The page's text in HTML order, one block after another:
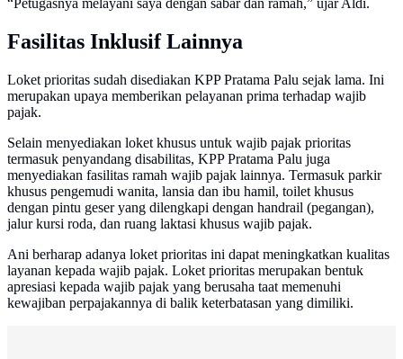
“Petugasnya melayani saya dengan sabar dan ramah,” ujar Aldi.
Fasilitas Inklusif Lainnya
Loket prioritas sudah disediakan KPP Pratama Palu sejak lama. Ini
merupakan upaya memberikan pelayanan prima terhadap wajib
pajak.
Selain menyediakan loket khusus untuk wajib pajak prioritas
termasuk penyandang disabilitas, KPP Pratama Palu juga
menyediakan fasilitas ramah wajib pajak lainnya. Termasuk parkir
khusus pengemudi wanita, lansia dan ibu hamil, toilet khusus
dengan pintu geser yang dilengkapi dengan handrail (pegangan),
jalur kursi roda, dan ruang laktasi khusus wajib pajak.
Ani berharap adanya loket prioritas ini dapat meningkatkan kualitas
layanan kepada wajib pajak. Loket prioritas merupakan bentuk
apresiasi kepada wajib pajak yang berusaha taat memenuhi
kewajiban perpajakannya di balik keterbatasan yang dimiliki.